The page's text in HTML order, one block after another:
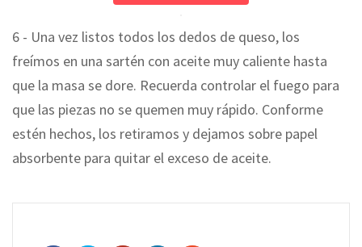
6 - Una vez listos todos los dedos de queso, los
freímos en una sartén con aceite muy caliente hasta
que la masa se dore. Recuerda controlar el fuego para
que las piezas no se quemen muy rápido. Conforme
estén hechos, los retiramos y dejamos sobre papel
absorbente para quitar el exceso de aceite.